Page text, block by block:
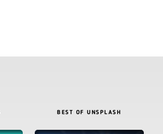
BEST OF UNSPLASH